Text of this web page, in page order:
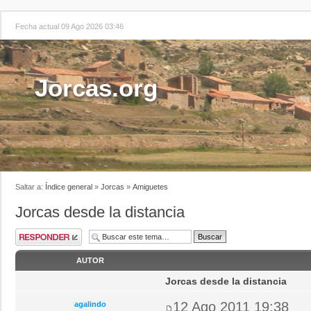
Fecha actual 09 Ago 2026 03:46
Jorcas.org
Saltar a: Índice general » Jorcas » Amiguetes
Jorcas desde la distancia
AUTOR
agalindo
Jorcas desde la distancia
12 Ago 2011 19:38